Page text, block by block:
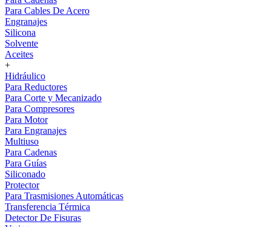
Para Cables De Acero
Engranajes
Silicona
Solvente
Aceites
+
Hidráulico
Para Reductores
Para Corte y Mecanizado
Para Compresores
Para Motor
Para Engranajes
Multiuso
Para Cadenas
Para Guías
Siliconado
Protector
Para Trasmisiones Automáticas
Transferencia Térmica
Detector De Fisuras